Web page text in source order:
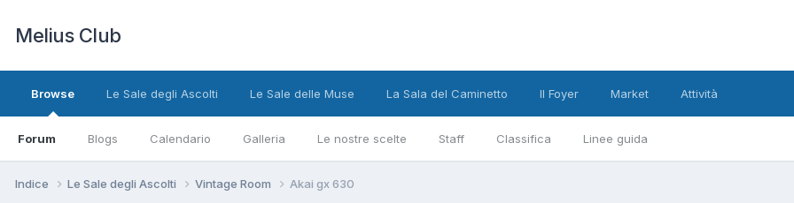
Melius Club
Browse
Forum Blogs Calendario Galleria Le nostre scelte Staff Classifica Linee guida
Le Sale degli Ascolti Le Sale delle Muse La Sala del Caminetto Il Foyer Market Attività
Indice Le Sale degli Ascolti Vintage Room Akai gx 630